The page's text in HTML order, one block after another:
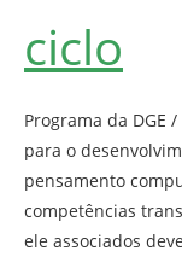
ciclo
Programa da DGE
para o
pensamento
competências
ele associados